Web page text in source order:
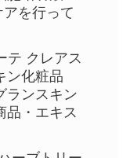
を行って
テ クレアス
ン化粧品
ランスキン
品・エキス